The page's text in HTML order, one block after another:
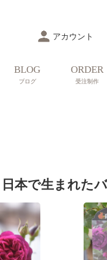
アカウント
BLOG
ブログ
ORDER
受注制作
本で生まれたバ